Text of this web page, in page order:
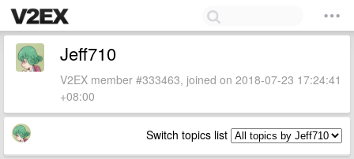
Jeff710
V2EX member #333463, joined on 2018-07-23 17:24:41
+08:00
Switch topics list